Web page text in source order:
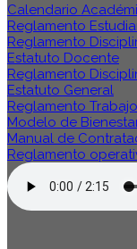
Calendario
Reglamento
Reglamento
Estatuto Docente
Reglamento
Estatuto General
Reglamento
Modelo de
Manual de
Reglamento